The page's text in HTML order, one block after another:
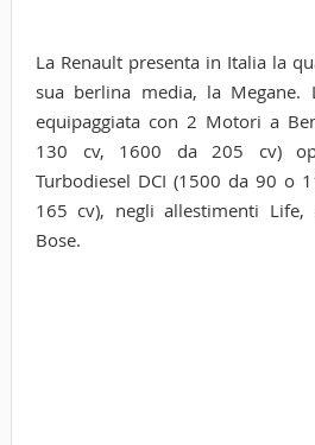
La Renault presenta in Italia la
sua berlina media, la Megane.
equipaggiata con 2 Motori a
130 cv, 1600 da 205 cv)
Turbodiesel DCI (1500 da 90 o
165 cv), negli allestimenti Life,
Bose.